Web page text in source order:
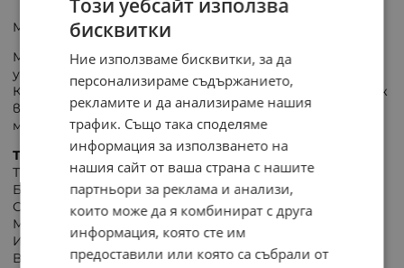
Монтажен кабел ПВ-А2 1х6 мм2; H07V-K 450/750 V
Многожилен проводник с гъвкави медни жила и
усилена поливинилхлоридна изолация.
Кабел подходящ за полагане в инсталации, за монтаж
в табла, машини и апарати, където се изискват
малки радиуси на огъване.
Технически данни:
Тип: ПВ-А2 / H07V-K /
Брой жила: 1
Сечение на жилото: 6.00 мм2
Материал на жилото: Cu
Изолация: PVC компаунд
Външен диаметър: 5мм
Този уебсайт използва
бисквитки
Ние използваме бисквитки, за да
персонализираме съдържанието,
рекламите и да анализираме нашия
трафик. Също така споделяме
информация за използването на
нашия сайт от ваша страна с нашите
партньори за реклама и анализи,
които може да я комбинират с друга
информация, която сте им
предоставили или която са събрали от